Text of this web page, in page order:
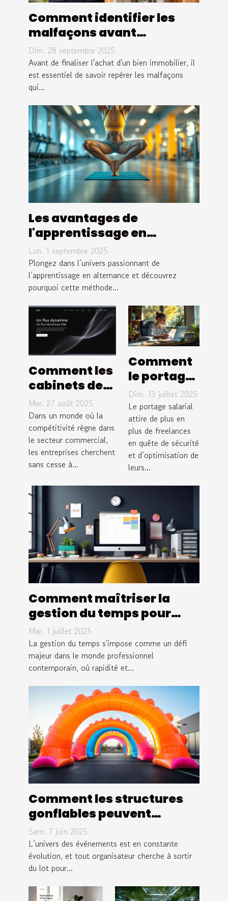
Comment identifier les
malfaçons avant
d'acheter un bien
immobilier ?
Dim. 28 septembre 2025
Avant de finaliser l'achat d'un bien immobilier, il
est essentiel de savoir repérer les malfaçons
qui...
Les avantages de
l'apprentissage en
alternance dans les
métiers du sport
Lun. 1 septembre 2025
Plongez dans l’univers passionnant de
l’apprentissage en alternance et découvrez
pourquoi cette méthode...
Comment les
cabinets de
recrutement
transforment
le secteur
commercial ?
Mer. 27 août 2025
Dans un monde où la
compétitivité règne dans
le secteur commercial,
les entreprises cherchent
sans cesse à...
Comment
le portage
salarial
optimise-
t-il vos
revenus de
freelance ?
Dim. 13 juillet 2025
Le portage salarial
attire de plus en
plus de freelances
en quête de sécurité
et d’optimisation de
leurs...
Comment maîtriser la
gestion du temps pour
booster votre efficacité
professionnelle ?
Mar. 1 juillet 2025
La gestion du temps s'impose comme un défi
majeur dans le monde professionnel
contemporain, où rapidité et...
Comment les structures
gonflables peuvent
booster votre visibilité
lors d'événements
Sam. 7 juin 2025
L’univers des événements est en constante
évolution, et tout organisateur cherche à sortir
du lot pour...